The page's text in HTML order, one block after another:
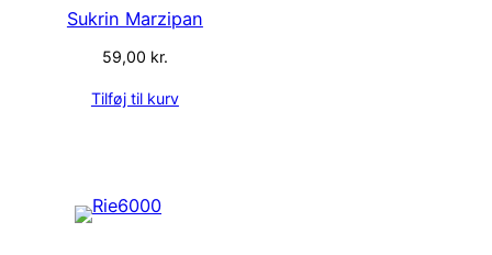
Sukrin Marzipan
59,00 kr.
Tilføj til kurv